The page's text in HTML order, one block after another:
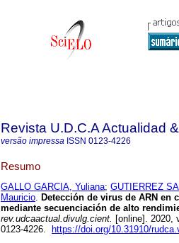
Revista U.D.C.A Actualidad
versão impressa ISSN 0123-4226
Resumo
GALLO GARCIA, Yuliana; GUTIERREZ
Mauricio. Detección de virus de ARN en
mediante secuenciación de alto
rev.udcaactual.divulg.cient. [online]. 2020,
0123-4226.
https://doi.org/10.31910/